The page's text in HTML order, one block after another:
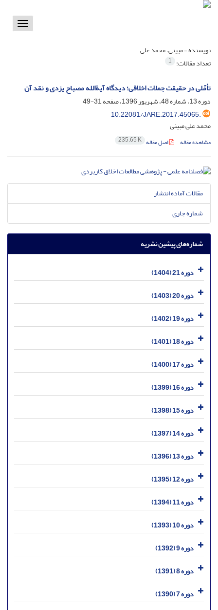
Toggle
نویسنده =مبینی، محمد علی
تعداد مقالات: 1
تأمّلی در حقیقت جملات اخلاقی؛ دیدگاه آیة‏الله مصباح یزدی و نقد آن
دوره 13، شماره 48، شهریور 1396، صفحه
31-49
10.22081/JARE.2017.45065.
محمد علی مبینی
مشاهده مقاله اصل مقاله 235.65 K
مقالات آماده انتشار
شماره جاری
شماره‌های پیشین نشریه
دوره 21 (1404)
دوره 20 (1403)
دوره 19 (1402)
دوره 18 (1401)
دوره 17 (1400)
دوره 16 (1399)
دوره 15 (1398)
دوره 14 (1397)
دوره 13 (1396)
دوره 12 (1395)
دوره 11 (1394)
دوره 10 (1393)
دوره 9 (1392)
دوره 8 (1391)
دوره 7 (1390)